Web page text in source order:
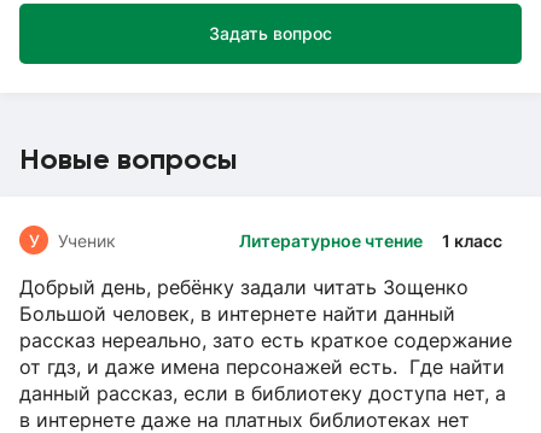
Задать вопрос
Новые вопросы
Литературное чтение 1 класс
У Ученик
Добрый день, ребёнку задали читать Зощенко
Большой человек, в интернете найти данный
рассказ нереально, зато есть краткое содержание
от гдз, и даже имена персонажей есть. Где найти
данный рассказ, если в библиотеку доступа нет, а
в интернете даже на платных библиотеках нет